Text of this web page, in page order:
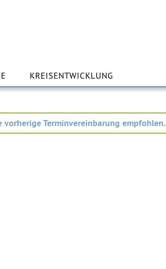
KREISENTWICKLUNG
Terminvereinbarung empfohlen.